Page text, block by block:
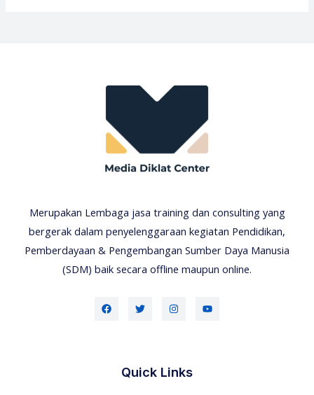
Merupakan Lembaga jasa training dan consulting yang
bergerak dalam penyelenggaraan kegiatan Pendidikan,
Pemberdayaan & Pengembangan Sumber Daya Manusia
(SDM) baik secara offline maupun online.
Quick Links